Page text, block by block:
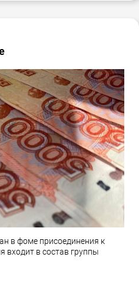
в фоме присоединения к
входит в состав группы